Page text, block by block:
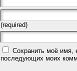
(required)
Сохранить моё имя,
последующих моих